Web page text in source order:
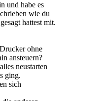
und habe es
wie du
hattest mit.
ohne
ansteuern?
neustarten
ging.
sich